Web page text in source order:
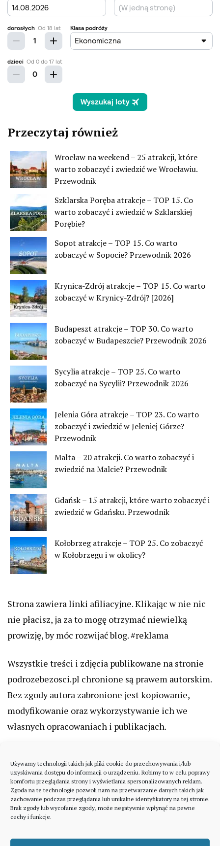
Używamy technologii takich jak pliki cookie do przechowywania i/lub
uzyskiwania dostępu do informacji o urządzeniu. Robimy to w celu poprawy
komfortu przeglądania strony i wyświetlania spersonalizowanych reklam.
Zgoda na te technologie pozwoli nam na przetwarzanie danych takich jak
zachowanie podczas przeglądania lub unikalne identyfikatory na tej stronie.
Brak zgody lub wycofanie zgody, może negatywnie wpłynąć na pewne
cechy i funkcje.
Przeczytaj również
Wrocław na weekend – 25 atrakcji, które
warto zobaczyć i zwiedzić we Wrocławiu.
Przewodnik
Szklarska Poręba atrakcje – TOP 15. Co
warto zobaczyć i zwiedzić w Szklarskiej
Porębie?
Sopot atrakcje – TOP 15. Co warto
zobaczyć w Sopocie? Przewodnik 2026
Krynica-Zdrój atrakcje – TOP 15. Co warto
zobaczyć w Krynicy-Zdrój? [2026]
Budapeszt atrakcje – TOP 30. Co warto
zobaczyć w Budapeszcie? Przewodnik 2026
Sycylia atrakcje – TOP 25. Co warto
zobaczyć na Sycylii? Przewodnik 2026
Jelenia Góra atrakcje – TOP 23. Co warto
zobaczyć i zwiedzić w Jeleniej Górze?
Przewodnik
Malta – 20 atrakcji. Co warto zobaczyć i
zwiedzić na Malcie? Przewodnik
Gdańsk – 15 atrakcji, które warto zobaczyć i
zwiedzić w Gdańsku. Przewodnik
Kołobrzeg atrakcje – TOP 25. Co zobaczyć
w Kołobrzegu i w okolicy?
Strona zawiera linki afiliacyjne. Klikając w nie nic
nie płacisz, ja za to mogę otrzymać niewielką
prowizję, by móc rozwijać blog. #reklama
Wszystkie treści i zdjęcia publikowane na stronie
podrozebezosci.pl chronione są prawem autorskim.
Bez zgody autora zabronione jest kopiowanie,
modyfikowanie oraz wykorzystywanie ich we
własnych opracowaniach i publikacjach.